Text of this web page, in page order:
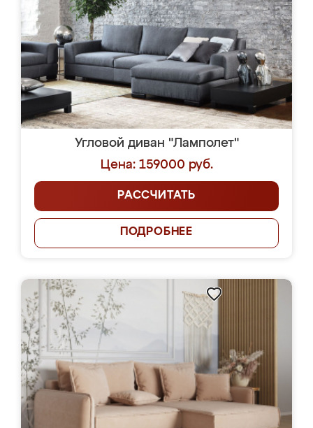
Угловой диван "Ламполет"
Цена: 159000 руб.
РАССЧИТАТЬ
ПОДРОБНЕЕ